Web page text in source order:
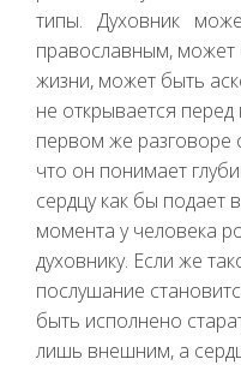
типы. Духовник
православным,
жизни, может быть
не открывается
первом же разговоре
что он понимает
сердцу как бы подает
момента у человека
духовнику. Если же
послушание
быть исполнено
лишь внешним, а